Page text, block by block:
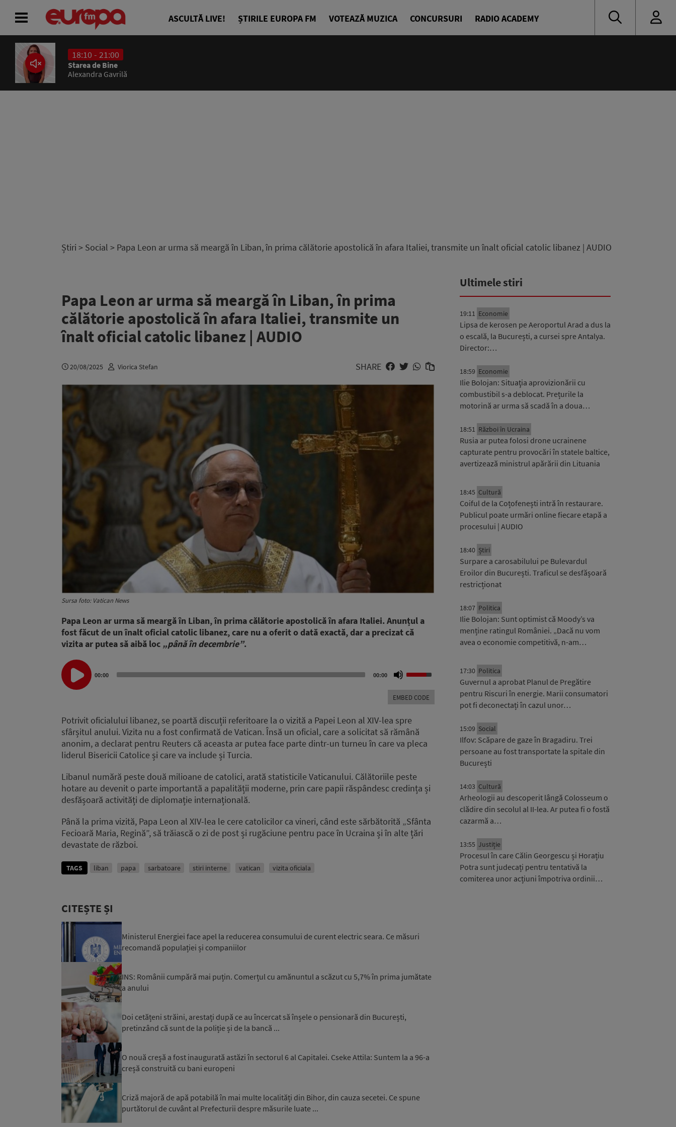
ASCULTĂ LIVE! ȘTIRILE EUROPA FM VOTEAZĂ MUZICA CONCURSURI RADIO ACADEMY
18:10 - 21:00
Starea de Bine
Alexandra Gavrilă
Știri > Social > Papa Leon ar urma să meargă în Liban, în prima călătorie apostolică în afara Italiei, transmite un înalt oficial catolic libanez | AUDIO
Papa Leon ar urma să meargă în Liban, în prima
călătorie apostolică în afara Italiei, transmite un
înalt oficial catolic libanez | AUDIO
20/08/2025 Viorica Stefan SHARE
Sursa foto: Vatican News
Papa Leon ar urma să meargă în Liban, în prima călătorie apostolică în afara Italiei. Anunțul a
fost făcut de un înalt oficial catolic libanez, care nu a oferit o dată exactă, dar a precizat că
vizita ar putea să aibă loc „până în decembrie”.
Audio
Player
00:00 00:00
Up/Down
keys
increase
or
decrease
EMBED CODE
Potrivit oficialului libanez, se poartă discuții referitoare la o vizită a Papei Leon al XIV-lea spre
sfârșitul anului. Vizita nu a fost confirmată de Vatican. Însă un oficial, care a solicitat să rămână
anonim, a declarat pentru Reuters că aceasta ar putea face parte dintr-un turneu în care va pleca
liderul Bisericii Catolice și care va include și Turcia.
Libanul numără peste două milioane de catolici, arată statisticile Vaticanului. Călătoriile peste
hotare au devenit o parte importantă a papalității moderne, prin care papii răspândesc credința și
desfășoară activități de diplomație internațională.
Până la prima vizită, Papa Leon al XIV-lea le cere catolicilor ca vineri, când este sărbătorită „Sfânta
Fecioară Maria, Regină”, să trăiască o zi de post și rugăciune pentru pace în Ucraina și în alte țări
devastate de război.
TAGS liban papa sarbatoare stiri interne vatican vizita oficiala
CITEȘTE ȘI
Ministerul Energiei face apel la reducerea consumului de curent electric seara. Ce măsuri
recomandă populației și companiilor
INS: Românii cumpără mai puțin. Comerțul cu amănuntul a scăzut cu 5,7% în prima jumătate
a anului
Doi cetățeni străini, arestați după ce au încercat să înșele o pensionară din București,
pretinzând că sunt de la poliție și de la bancă ...
O nouă creșă a fost inaugurată astăzi în sectorul 6 al Capitalei. Cseke Attila: Suntem la a 96-a
creșă construită cu bani europeni
Criză majoră de apă potabilă în mai multe localități din Bihor, din cauza secetei. Ce spune
purtătorul de cuvânt al Prefecturii despre măsurile luate ...
Ultimele stiri
19:11 Economie
Lipsa de kerosen pe Aeroportul Arad a dus la
o escală, la București, a cursei spre Antalya.
Director:…
18:59 Economie
Ilie Bolojan: Situaţia aprovizionării cu
combustibil s-a deblocat. Prețurile la
motorină ar urma să scadă în a doua…
18:51 Război în Ucraina
Rusia ar putea folosi drone ucrainene
capturate pentru provocări în statele baltice,
avertizează ministrul apărării din Lituania
18:45 Cultură
Coiful de la Coțofenești intră în restaurare.
Publicul poate urmări online fiecare etapă a
procesului | AUDIO
18:40 Știri
Surpare a carosabilului pe Bulevardul
Eroilor din București. Traficul se desfășoară
restricționat
18:07 Politica
Ilie Bolojan: Sunt optimist că Moody’s va
menține ratingul României. „Dacă nu vom
avea o economie competitivă, n-am…
17:30 Politica
Guvernul a aprobat Planul de Pregătire
pentru Riscuri în energie. Marii consumatori
pot fi deconectați în cazul unor…
15:09 Social
Ilfov: Scăpare de gaze în Bragadiru. Trei
persoane au fost transportate la spitale din
București
14:03 Cultură
Arheologii au descoperit lângă Colosseum o
clădire din secolul al II-lea. Ar putea fi o fostă
cazarmă a…
13:55 Justiție
Procesul în care Călin Georgescu și Horațiu
Potra sunt judecați pentru tentativă la
comiterea unor acțiuni împotriva ordinii…
ACASĂ
ȘTIRI